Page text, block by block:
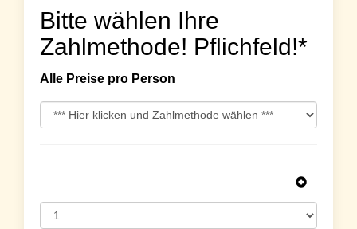
Bitte wählen Ihre
Zahlmethode! Pflichfeld!*
Alle Preise pro Person